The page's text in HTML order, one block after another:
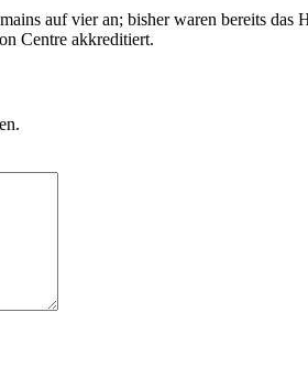
auf vier an; bisher waren bereits
Centre akkreditiert.